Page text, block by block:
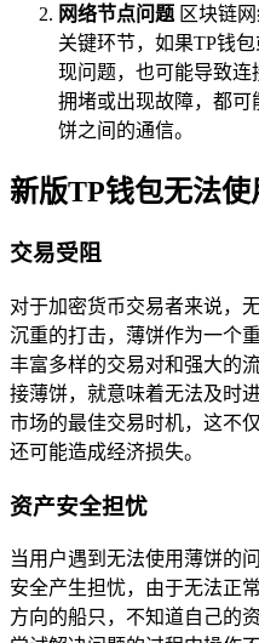
网络节点问题 区块链
关键环节，如果TP钱
现问题，也可能导致
拥堵或出现故障，都可
饼之间的通信。
新版TP钱包无法
交易受阻
对于加密货币交易者来说，
沉重的打击，薄饼作为一个
丰富多样的交易对和强大的
接薄饼，就意味着无法及时
市场的最佳交易时机，这不
还可能造成经济损失。
资产安全担忧
当用户遇到无法使用薄饼的
安全产生担忧，由于无法正
方向的船只，不知道自己的